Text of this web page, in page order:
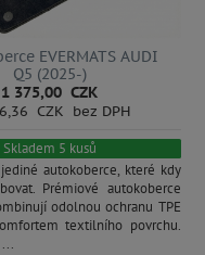
EVERMATS AUDI
Q5 (2025-)
1 375,00 CZK
CZK bez DPH
Skladem 5 kusů
jediné autokoberce, které kdy
Prémiové autokoberce
odolnou ochranu TPE
textilního povrchu.